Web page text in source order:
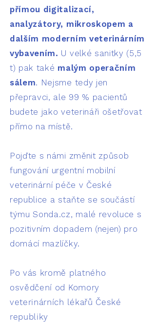
přímou digitalizací,
analyzátory, mikroskopem a
dalším moderním veterinárním
vybavením. U velké sanitky (5,5
t) pak také malým operačním
sálem. Nejsme tedy jen
přepravci, ale 99 % pacientů
budete jako veterináři ošetřovat
přímo na místě.
Pojďte s námi změnit způsob
fungování urgentní mobilní
veterinární péče v České
republice a staňte se součástí
týmu Sonda.cz, malé revoluce s
pozitivním dopadem (nejen) pro
domácí mazlíčky.
Po vás kromě platného
osvědčení od Komory
veterinárních lékařů České
republiky